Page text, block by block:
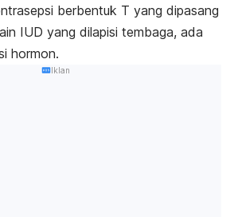
berbentuk T yang dipasang
IUD yang dilapisi tembaga, ada
hormon.
Iklan